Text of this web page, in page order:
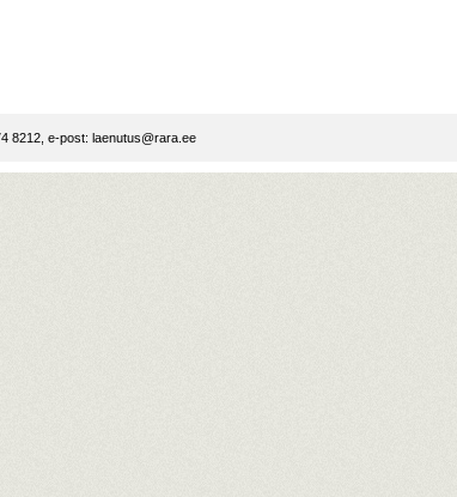
8212, e-post: laenutus@rara.ee